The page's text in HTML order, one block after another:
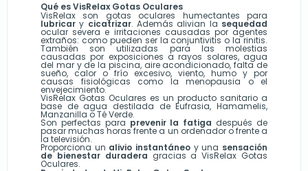
Qué es VisRelax Gotas Oculares
VisRelax son gotas oculares humectantes para
lubricar y cicatrizar. Además alivian la sequedad
ocular severa e irritaciones causadas por agentes
extraños: como pueden ser la conjuntivitis o la rinitis.
También son utilizadas para las molestias
causadas por exposiciones a rayos solares, agua
del mar y de la piscina, aire acondicionado, falta de
sueño, calor o frío excesivo, viento, humo y por
causas fisiológicas como la menopausia o el
envejecimiento.
VisRelax Gotas Oculares es un producto sanitario a
base de agua destilada de Eufrasia, Hamamelis,
Manzanilla o Té Verde.
Son perfectas para prevenir la fatiga después de
pasar muchas horas frente a un ordenador o frente a
la televisión.
Proporciona un alivio instantáneo y una sensación
de bienestar duradera gracias a VisRelax Gotas
Oculares.